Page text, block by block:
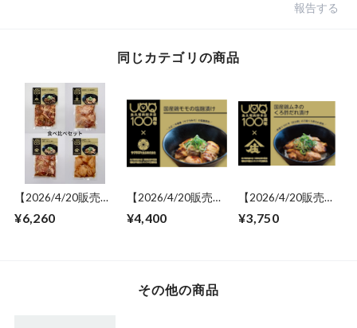
報告する
同じカテゴリの商品
【2026/4/20販売開
食べ比べセット
¥6,260
【2026/4/20販売開
麹漬け
¥4,400
【2026/4/20販売開
ろ酢だれ漬け
¥3,750
その他の商品